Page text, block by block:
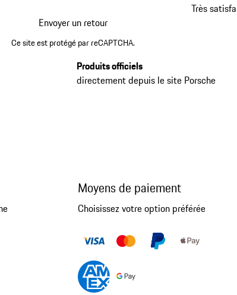
Très
Envoyer un retour
Ce site est protégé par reCAPTCHA.
Produits officiels
directement depuis le site Porsche
Moyens de paiement
Choisissez votre option préférée